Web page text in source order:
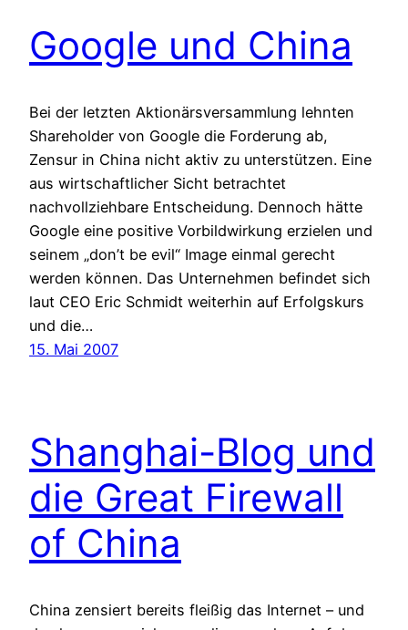
Google und China
Bei der letzten Aktionärsversammlung lehnten
Shareholder von Google die Forderung ab,
Zensur in China nicht aktiv zu unterstützen. Eine
aus wirtschaftlicher Sicht betrachtet
nachvollziehbare Entscheidung. Dennoch hätte
Google eine positive Vorbildwirkung erzielen und
seinem „don’t be evil“ Image einmal gerecht
werden können. Das Unternehmen befindet sich
laut CEO Eric Schmidt weiterhin auf Erfolgskurs
und die…
15. Mai 2007
Shanghai-Blog und
die Great Firewall
of China
China zensiert bereits fleißig das Internet – und